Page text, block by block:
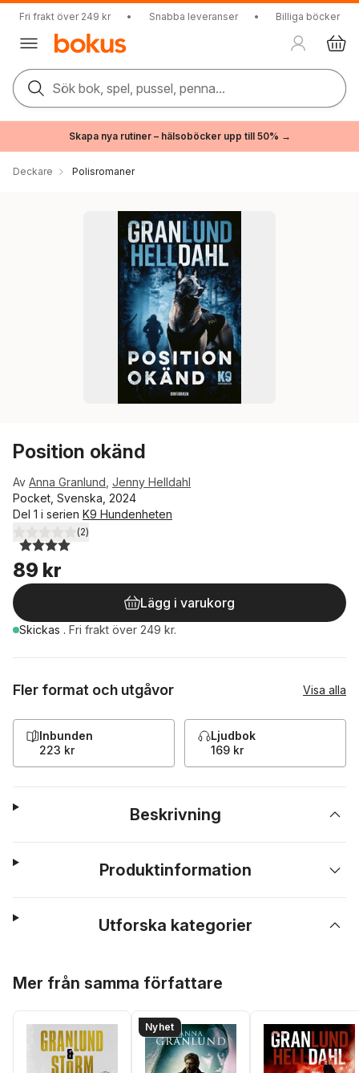
Fri frakt över 249 kr • Snabba leveranser • Billiga böcker
Sök bok, spel, pussel, penna...
Skapa nya rutiner – hälsoböcker upp till 50% →
Deckare Polisromaner
Position okänd
Av Anna Granlund Jenny Helldahl
Pocket, Svenska, 2024
Del 1 i serien K9 Hundenheten
4,0utav 5 stjärnor. Totalt antal röster:
(2)
89 kr
Lägg i varukorg
Skickas . Fri frakt över 249 kr.
Fler format och utgåvor Visa alla
Inbunden
223 kr
Ljudbok
169 kr
Beskrivning
Produktinformation
Utforska kategorier
Mer från samma författare
Nyhet